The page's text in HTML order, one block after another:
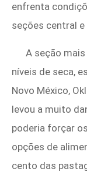
enfrenta
seções central
A seção
níveis de seca,
Novo México,
levou a muito
poderia forçar
opções de
cento das